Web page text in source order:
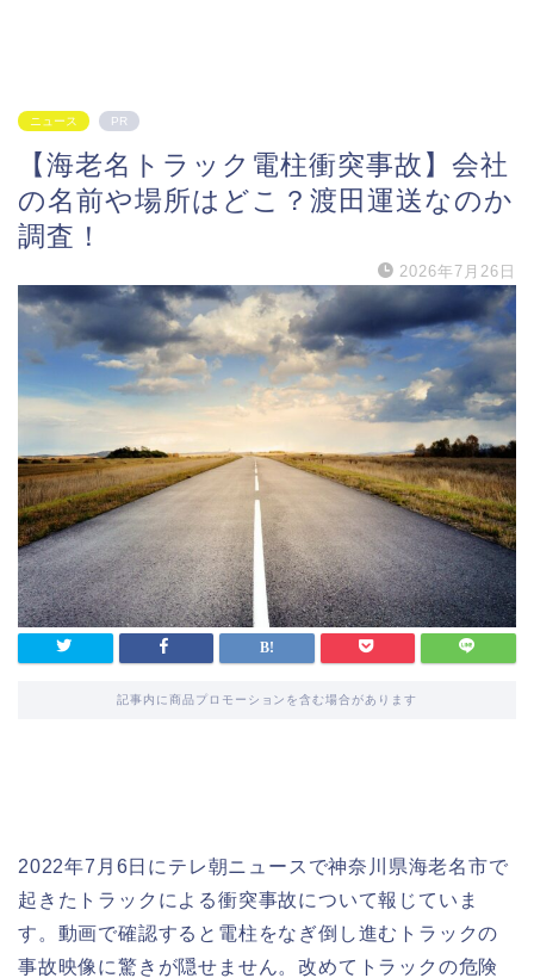
ニュース PR
【海老名トラック電柱衝突事故】会社
の名前や場所はどこ？渡田運送なのか
調査！
2026年7月26日
記事内に商品プロモーションを含む場合があります
2022年7月6日にテレ朝ニュースで神奈川県海老名市で
起きたトラックによる衝突事故について報じていま
す。動画で確認すると電柱をなぎ倒し進むトラックの
事故映像に驚きが隠せません。改めてトラックの危険